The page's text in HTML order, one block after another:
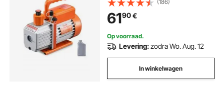
vacuümpomp kit met oliefles, voor
auto airconditioning onderhoud en
hars ontgassing
(186)
6190€
Op voorraad.
Levering:zodra Wo. Aug. 12
In winkelwagen